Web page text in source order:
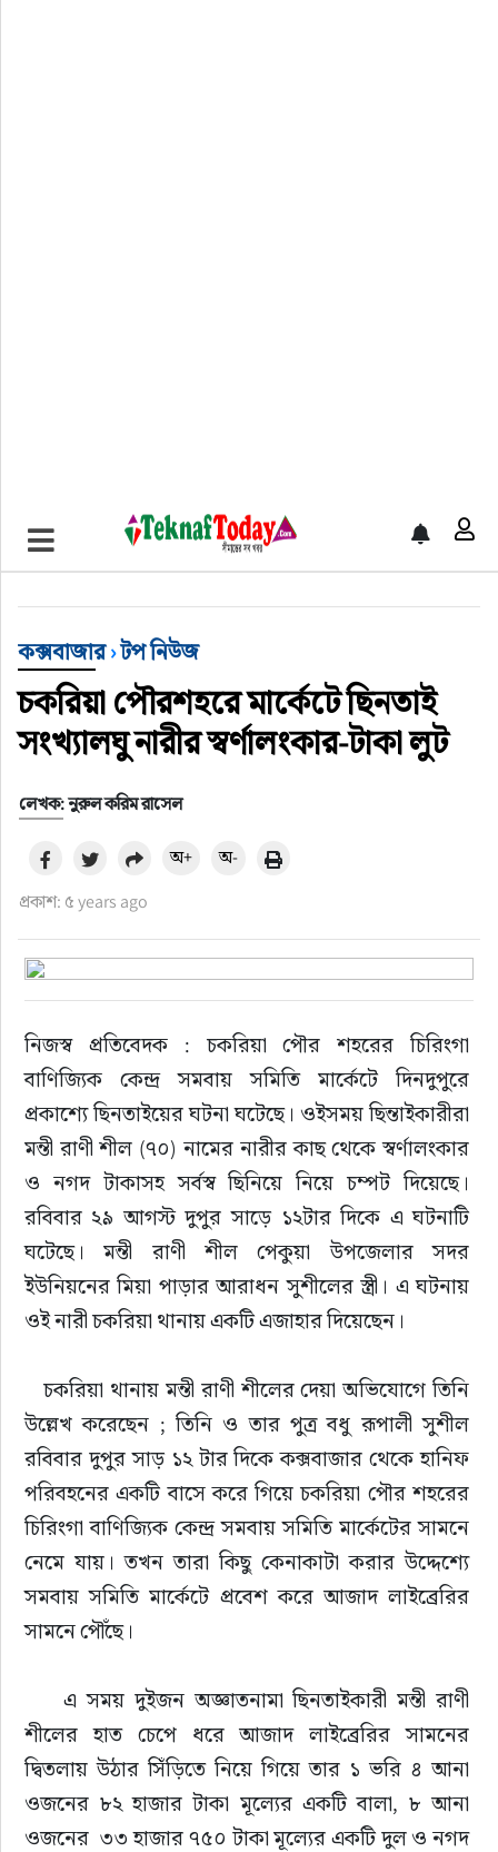
খেলাধুলা
বিনোদন
অর্থ-বানিজ্য
অন্যান্য
কক্সবাজার›টপ নিউজ
চকরিয়া পৌরশহরে মার্কেটে ছিনতাই
সংখ্যালঘু নারীর স্বর্ণালংকার-টাকা লুট
লেখক: নুরুল করিম রাসেল
প্রকাশ: ৫ years ago
অ+ অ-
নিজস্ব প্রতিবেদক : চকরিয়া পৌর শহরের চিরিংগা
বাণিজ্যিক কেন্দ্র সমবায় সমিতি মার্কেটে দিনদুপুরে
প্রকাশ্যে ছিনতাইয়ের ঘটনা ঘটেছে। ওইসময় ছিন্তাইকারীরা
মন্তী রাণী শীল (৭০) নামের নারীর কাছ থেকে স্বর্ণালংকার
ও নগদ টাকাসহ সর্বস্ব ছিনিয়ে নিয়ে চম্পট দিয়েছে।
রবিবার ২৯ আগস্ট দুপুর সাড়ে ১২টার দিকে এ ঘটনাটি
ঘটেছে। মন্তী রাণী শীল পেকুয়া উপজেলার সদর
ইউনিয়নের মিয়া পাড়ার আরাধন সুশীলের স্ত্রী। এ ঘটনায়
ওই নারী চকরিয়া থানায় একটি এজাহার দিয়েছেন।
   চকরিয়া থানায় মন্তী রাণী শীলের দেয়া অভিযোগে তিনি
উল্লেখ করেছেন ; তিনি ও তার পুত্র বধু রূপালী সুশীল
রবিবার দুপুর সাড় ১২ টার দিকে কক্সবাজার থেকে হানিফ
পরিবহনের একটি বাসে করে গিয়ে চকরিয়া পৌর শহরের
চিরিংগা বাণিজ্যিক কেন্দ্র সমবায় সমিতি মার্কেটের সামনে
নেমে যায়। তখন তারা কিছু কেনাকাটা করার উদ্দেশ্যে
সমবায় সমিতি মার্কেটে প্রবেশ করে আজাদ লাইব্রেরির
সামনে পৌঁছে।
    এ সময় দুইজন অজ্ঞাতনামা ছিনতাইকারী মন্তী রাণী
শীলের হাত চেপে ধরে আজাদ লাইব্রেরির সামনের
দ্বিতলায় উঠার সিঁড়িতে নিয়ে গিয়ে তার ১ ভরি ৪ আনা
ওজনের ৮২ হাজার টাকা মূল্যের একটি বালা, ৮ আনা
ওজনের  ৩৩ হাজার ৭৫০ টাকা মূল্যের একটি দুল ও নগদ